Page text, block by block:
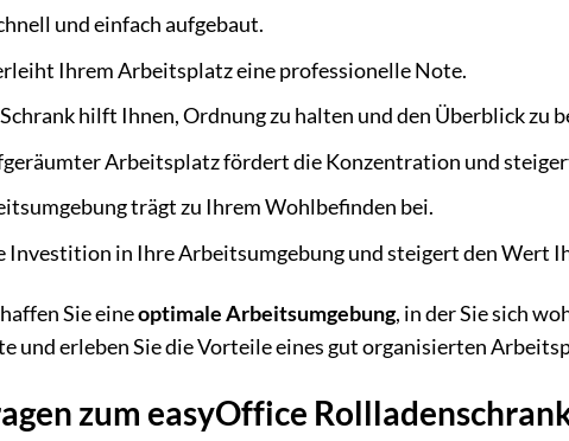
und einfach aufgebaut.
Ihrem Arbeitsplatz eine professionelle Note.
hilft Ihnen, Ordnung zu halten und den Überblick zu
Arbeitsplatz fördert die Konzentration und
trägt zu Ihrem Wohlbefinden bei.
Investition in Ihre Arbeitsumgebung und steigert den Wert
Sie eineoptimale Arbeitsumgebung, in der Sie sich
und erleben Sie die Vorteile eines gut organisierten
zum easyOffice